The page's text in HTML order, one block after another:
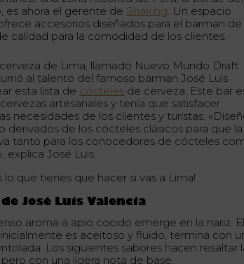
es ahora el gerente de Shaking . Un espacio
accesorios diseñados para el barman de
calidad para la comodidad de los clientes.
de Lima, llamado Nuevo Mundo Draft
al talento del famoso barman José Luis
esta lista de cócteles de cerveza. Este bar
artesanales y tenía que satisfacer
necesidades de los clientes y turistas.
derivados de los cócteles clásicos para que la
tanto para los conocedores de cócteles
explica José Luis.
lo que tienes que hacer si vas a Lima!
José Luis Valencia
aroma a apio cocido emerge en la nariz. El
es aceitoso y fluido, termina con
Los siguientes sabores hacen resaltar
con una ligera nota de base.